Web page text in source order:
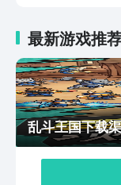
解整个游戏的特
到这片热血仙侠
湖，也需要解锁
最新游戏推
乱斗王国下载